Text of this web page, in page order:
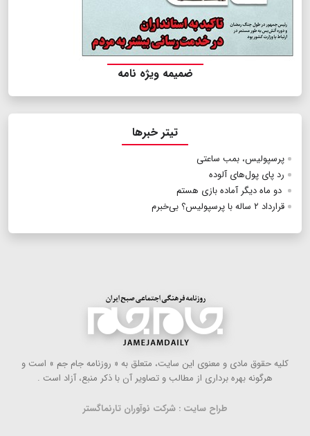
ضمیمه ویژه نامه
تیتر خبرها
پرسپولیس، بمب ساعتی
رد پای پول‌های آلوده
دو ماه دیگر آماده بازی هستم
قرارداد ۲ ساله با پرسپولیس؟ بی‌خبرم
كلیه حقوق مادی و معنوی این سایت، متعلق به « روزنامه جام جم » است و
هرگونه بهره ‌برداری از مطالب و تصاویر آن با ذكر منبع، آزاد است .
طراح سایت : شرکت نوآوران تارنماگستر